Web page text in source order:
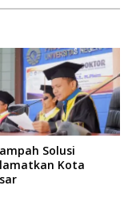
Solusi
Kota